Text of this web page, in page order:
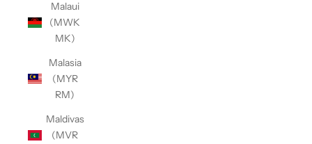
Malaui
(MWK
MK)
Malasia
(MYR
RM)
Maldivas
(MVR